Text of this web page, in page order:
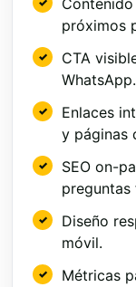
próximos
CTA
WhatsApp.
Enlaces
y páginas
SEO on-
preguntas
Diseño
móvil.
Métricas